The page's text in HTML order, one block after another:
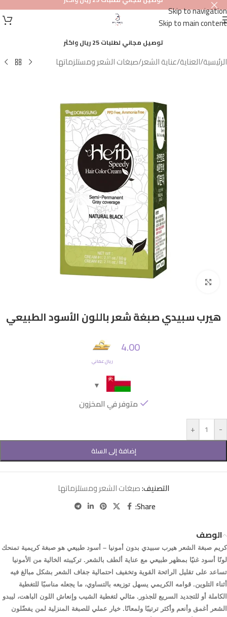
Skip to navigation
Skip to main content
توصيل مجاني لطلبات 25 ريال واكثر
الرئيسية/العناية/عناية الشعر/صبغات الشعر ومستلزماتها
Click to enlarge
هيرب سبيدي صبغة شعر باللون الأسود الطبيعي
4.00
ريال عماني
متوفر في المخزون
-
+
إضافة إلى السلة
التصنيف:صبغات الشعر ومستلزماتها
Share:
الوصف
كريم صبغة الشعر هيرب سبيدي بدون أمونيا – أسود طبيعي هو صبغة كريمية تمنحك
لونًا
أسود غنيًا بمظهر طبيعي مع عناية ألطف بالشعر . تركيبته الخالية من
الأمونيا
تساعد على تقليل الرائحة القوية وتخفيف احتمالية جفاف الشعر بشكل مبالغ فيه
أثناء
التلوين. قوامه الكريمي يسهل توزيعه بالتساوي، ما يجعله مناسبًا للتغطية
الكاملة
أو للتجديد السريع للجذور . مثالي لتغطية الشيب وإنعاش اللون الباهت، ليبدو
الشعر
أغمق وأنعم وأكثر ترتيبًا ولمعانًا. خيار عملي للصبغة المنزلية لمن يفضّلون